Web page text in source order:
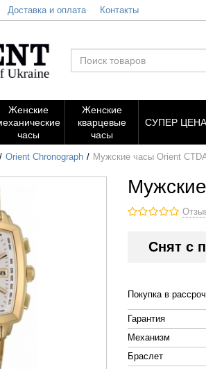
Доставка и оплата Контакты
Женские
часы
Женские
кварцевые
часы
СУПЕР ЦЕНА
Orient Chronograph Мужские часы Orient
Снят с
Покупка в
Гарантия
Механизм
Браслет